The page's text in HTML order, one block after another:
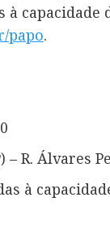
capacidade
papo.
– R. Álvares
à